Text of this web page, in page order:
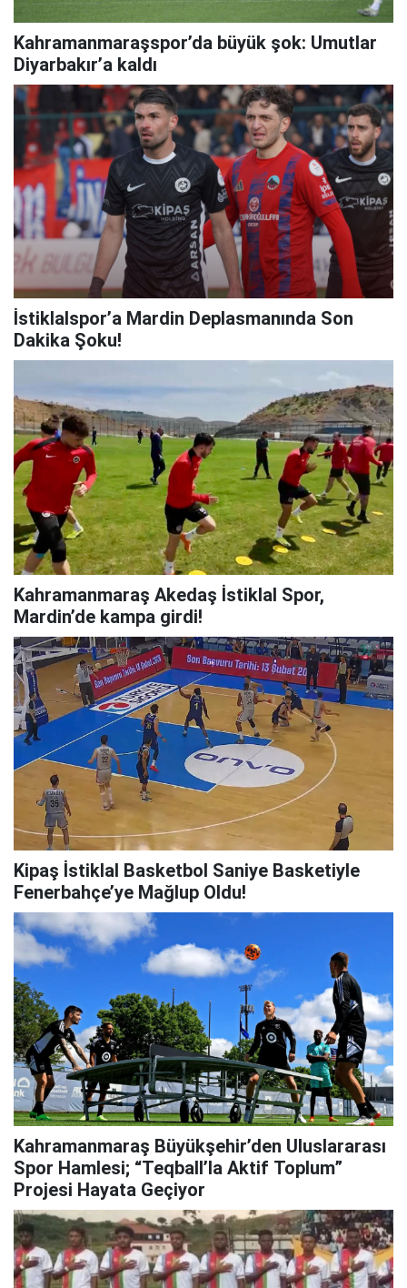
Kahramanmaraşspor’da büyük şok: Umutlar
Diyarbakır’a kaldı
İstiklalspor’a Mardin Deplasmanında Son
Dakika Şoku!
Kahramanmaraş Akedaş İstiklal Spor,
Mardin’de kampa girdi!
Kipaş İstiklal Basketbol Saniye Basketiyle
Fenerbahçe’ye Mağlup Oldu!
Kahramanmaraş Büyükşehir’den Uluslararası
Spor Hamlesi; “Teqball’la Aktif Toplum”
Projesi Hayata Geçiyor